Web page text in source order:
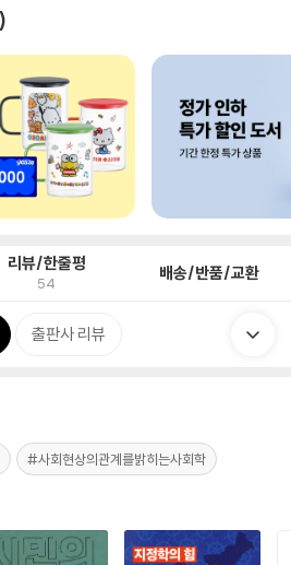
리뷰/한줄평
54 배송/반품/교환
출판사 리뷰
#사회현상의관계를밝히는사회학